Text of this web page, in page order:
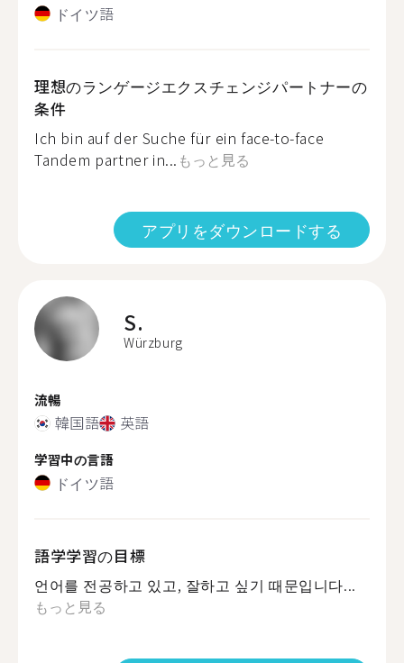
ドイツ語
理想のランゲージエクスチェンジパートナーの
条件
Ich bin auf der Suche für ein face-to-face
Tandem partner in... もっと見る
アプリをダウンロードする
S.
Würzburg
流暢
韓国語 英語
学習中の言語
ドイツ語
語学学習の目標
언어를 전공하고 있고, 잘하고 싶기 때문입니다...
もっと見る